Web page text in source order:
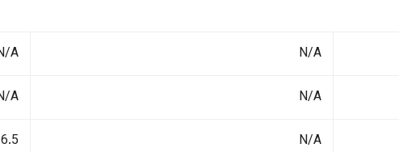
N/A
A
N/A
A
N/A 6.5 لتر/100 كم